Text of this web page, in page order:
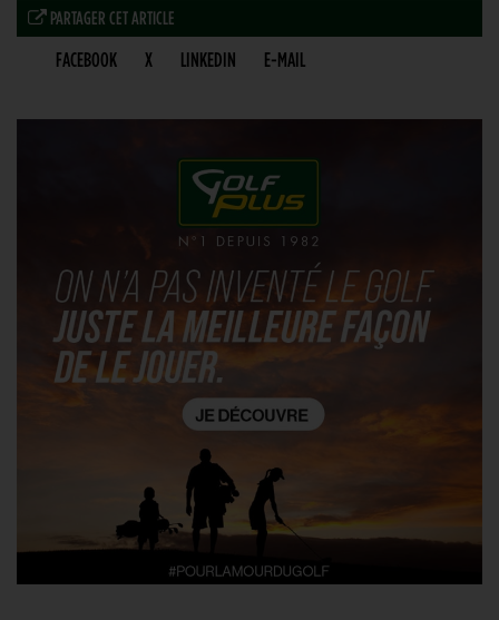
PARTAGER CET ARTICLE
FACEBOOK X LINKEDIN E-MAIL